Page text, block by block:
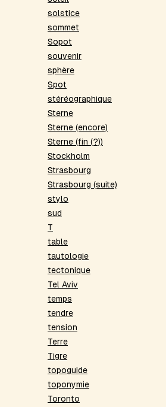
solstice
sommet
Sopot
souvenir
sphère
Spot
stéréographique
Sterne
Sterne (encore)
Sterne (fin (?))
Stockholm
Strasbourg
Strasbourg (suite)
stylo
sud
T
table
tautologie
tectonique
Tel Aviv
temps
tendre
tension
Terre
Tigre
topoguide
toponymie
Toronto